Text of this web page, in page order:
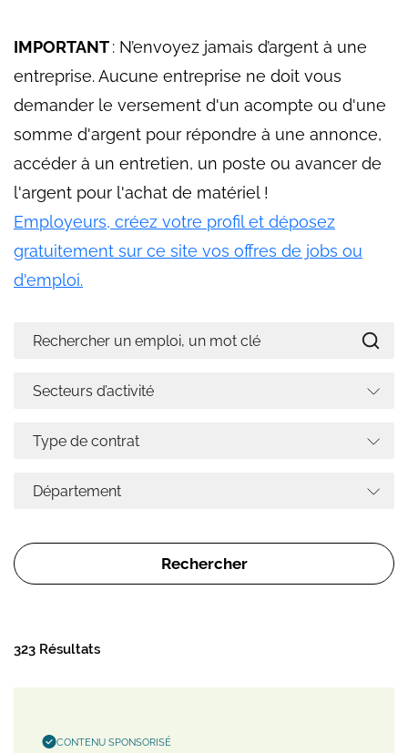
IMPORTANT: N’envoyez jamais d’argent à une
entreprise. Aucune entreprise ne doit vous
demander le versement d'un acompte ou d'une
somme d'argent pour répondre à une annonce,
accéder à un entretien, un poste ou avancer de
l'argent pour l'achat de matériel !
Employeurs, créez votre profil et déposez
gratuitement sur ce site vos offres de jobs ou
d'emploi.
323 Résultats
CONTENU SPONSORISÉ